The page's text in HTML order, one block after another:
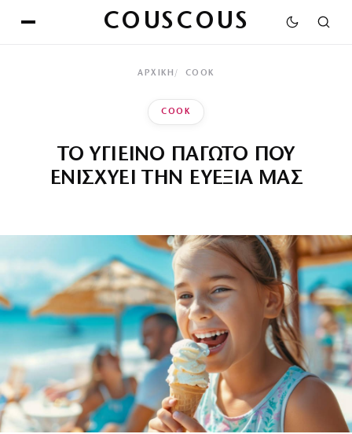
COUSCOUS
ΑΡΧΙΚΉ COOK
COOK
ΤΟ ΥΓΙΕΙΝΟ ΠΑΓΩΤΟ ΠΟΥ
ΕΝΙΣΧΥΕΙ ΤΗΝ ΕΥΕΞΙΑ ΜΑΣ